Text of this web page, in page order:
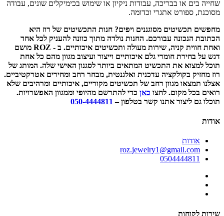
שחייה בים או בבריכה, עבודות ניקיון או שימוש בכימיקלים שונים, עבודה
מסוכנת, ספורט אתגרי וכדומה.
מחפשים תכשיטים מסוגננים ויפים? חנות התכשיטים של רוז היא
הכתובת הנכונה עבורכם. החנות נולדה מתוך כוונה להעניק לכל אחד
ואחת חווית קניה, שירות מעולה ותכשיטים איכותיים. ב - ROZ מושם
דגש על בחירת חומרי גלם איכותיים וייצור ועיצוב מגוון מהם כל אחת
תוכל למצוא את התכשיט המתאים ביותר לסגנון האישי שלה. המותג של
רוז מחזיק בקולקציה עדכנית ואלגנטית, מבחר רחב ומחירים אטרקטיביים.
אצלנו תמצאו מגוון רחב של תכשיטים מקוריים, איכותיים ומרהיבים שלא
רואים בכל מקום. לחצו כאן כדי להתרשם מהיופי וממגוון האפשרויות.
תוכלו גם ליצור אתנו קשר בטלפון – 050-4444811
אודות
אודות
roz.jewelry1@gmail.com
0504444811
שירות לקוחות